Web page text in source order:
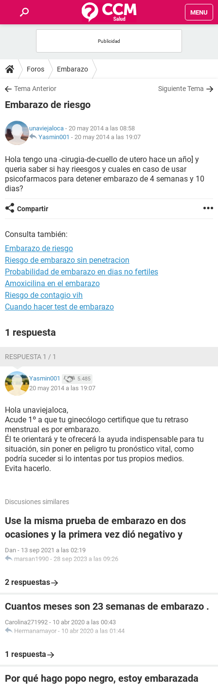
MENU
FOROS
SALUD
NUTRICIÓN
BIENESTAR
SEXUALIDAD
GLOSARIO
Foros Embarazo
Tema Anterior Siguiente Tema
Embarazo de riesgo
unaviejaloca - 20 may 2014 a las 08:58
Yasmin001 - 20 may 2014 a las 19:07
Hola tengo una -cirugia-de-cuello de utero hace un año] y
queria saber si hay rieesgos y cuales en caso de usar
psicofarmacos para detener embarazo de 4 semanas y 10
dias?
Compartir
Consulta también:
Embarazo de riesgo
Riesgo de embarazo sin penetracion
Probabilidad de embarazo en dias no fertiles
Amoxicilina en el embarazo
Riesgo de contagio vih
Cuando hacer test de embarazo
1 respuesta
RESPUESTA 1 / 1
Yasmin001 5.485
20 may 2014 a las 19:07
Hola unaviejaloca,
Acude 1º a que tu ginecólogo certifique que tu retraso
menstrual es por embarazo.
Él te orientará y te ofrecerá la ayuda indispensable para tu
situación, sin poner en peligro tu pronóstico vital, como
podría suceder si lo intentas por tus propios medios.
Evita hacerlo.
Discusiones similares
Use la misma prueba de embarazo en dos
ocasiones y la primera vez dió negativo y
Dan - 13 sep 2021 a las 02:19
marsan1990 - 28 sep 2023 a las 09:26
2 respuestas
Cuantos meses son 23 semanas de embarazo .
Carolina271992 - 10 abr 2020 a las 00:43
Hermanamayor - 10 abr 2020 a las 01:44
1 respuesta
Por qué hago popo negro, estoy embarazada